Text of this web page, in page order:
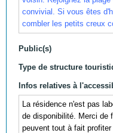
convivial. Si vous êtes
combler les petits creux
Public(s)
Type de structure
Infos relatives à
La résidence n'est pas
de disponibilité. Merci de
peuvent tout à fait